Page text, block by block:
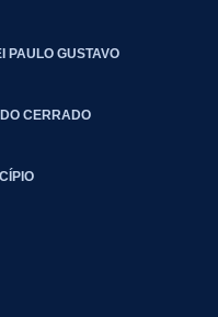
PAULO GUSTAVO
CERRADO